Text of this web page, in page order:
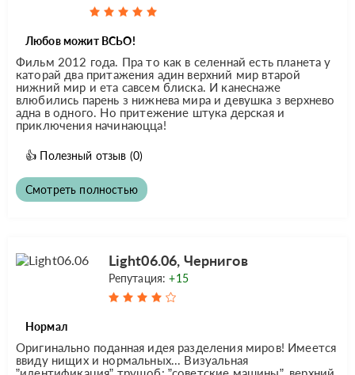
Любов можит ВСЬО!
Фильм 2012 года. Пра то как в селеннай есть планета у
каторай два притажения адин верхний мир втарой
нижний мир и ета савсем блиска. И канеснаже
влюбились парень з нижнева мира и девушка з верхнево
адна в одного. Но притежение штука дерская и
приключения начинаюцца!
👍 Полезный отзыв (0)
Смотреть полностью
Light06.06, Чернигов
Репутация:+15
Нормал
Оригинально поданная идея разделения миров! Имеется
ввиду нищих и нормальных... Визуальная